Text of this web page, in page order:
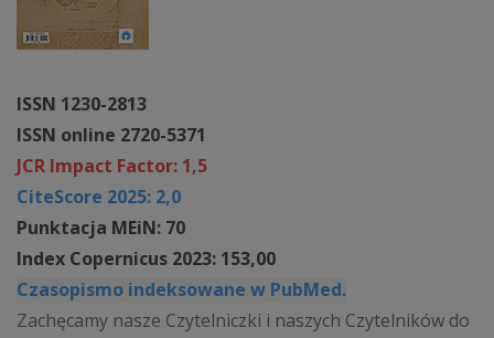
ISSN 1230-2813
ISSN online 2720-5371
JCR Impact Factor: 1,5
CiteScore 2025: 2,0
Punktacja MEiN: 70
Index Copernicus 2023: 153,00
Czasopismo indeksowane w PubMed.
Zachęcamy nasze Czytelniczki i naszych Czytelników do